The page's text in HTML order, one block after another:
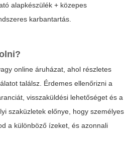
alapkészülék + közepes
karbantartás.
online áruházat, ahol részletes
találsz. Érdemes ellenőrizni a
visszaküldési lehetőséget és a
szaküzletek előnye, hogy személyes
a különböző ízeket, és azonnali